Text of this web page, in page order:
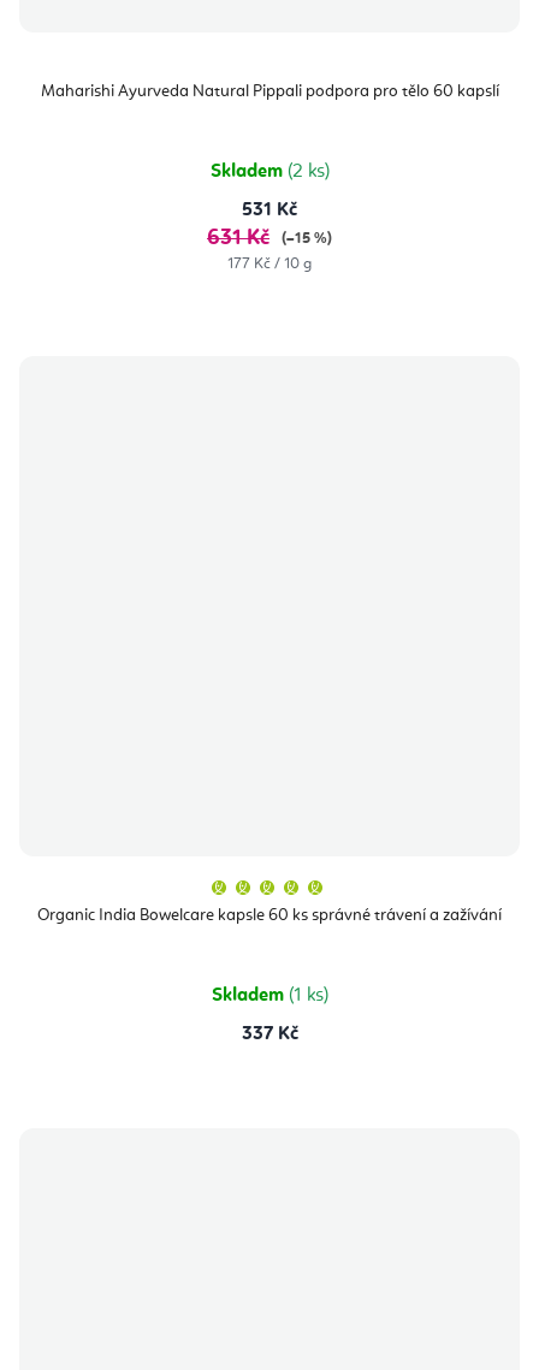
Maharishi Ayurveda Natural Pippali podpora pro tělo 60 kapslí
Skladem (2 ks)
531 Kč
631 Kč
(–15 %)
Měrná
177 Kč / 10 g
Organic India Bowelcare kapsle 60 ks správné trávení a zažívání
produktu
je
Skladem (1 ks)
337 Kč